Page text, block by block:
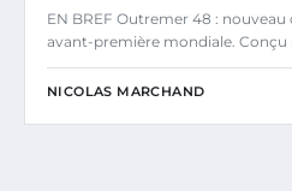
EN BREF Outremer 48 :
avant-première mondiale. Conçu
NICOLAS MARCHAND